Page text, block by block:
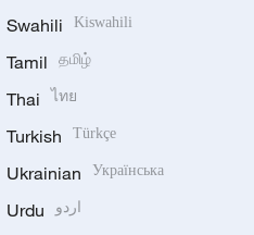
Swahili Kiswahili
Tamil தமிழ்
Thai ไทย
Turkish Türkçe
Ukrainian Українська
Urdu اردو